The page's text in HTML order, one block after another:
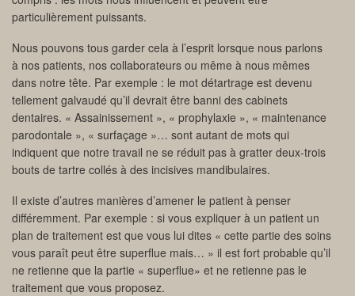
particulièrement puissants.
Nous pouvons tous garder cela à l’esprit lorsque nous parlons
à nos patients, nos collaborateurs ou même à nous mêmes
dans notre tête. Par exemple : le mot détartrage est devenu
tellement galvaudé qu’il devrait être banni des cabinets
dentaires. « Assainissement », « prophylaxie », « maintenance
parodontale », « surfaçage »… sont autant de mots qui
indiquent que notre travail ne se réduit pas à gratter deux-trois
bouts de tartre collés à des incisives mandibulaires.
Il existe d’autres manières d’amener le patient à penser
différemment. Par exemple : si vous expliquer à un patient un
plan de traitement est que vous lui dites « cette partie des soins
vous paraît peut être superflue mais… » il est fort probable qu’il
ne retienne que la partie « superflue» et ne retienne pas le
traitement que vous proposez.